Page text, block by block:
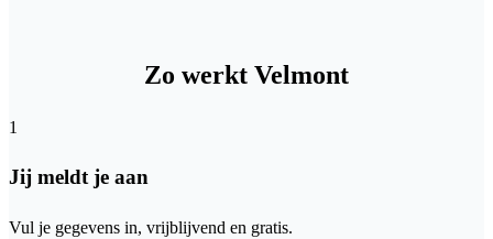
Zo werkt Velmont
1
Jij meldt je aan
Vul je gegevens in, vrijblijvend en gratis.